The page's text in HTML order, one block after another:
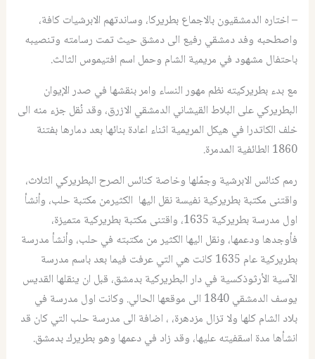
– اختاره الدمشقيون بالاجماع بطريركا، وساندتهم الابرشيات كافة،
واصطحبه وفد دمشقي رفيع الى دمشق حيث تمت رسامته وتنصيبه
باحتفال مشهود في مريمية الشام وحمل اسم افتيموس الثالث.
مع بدء بطريركيته نظم مهور النساء وامر بنقشها في صدر الإيوان
البطريركي على البلاط القيشاني الدمشقي الازرق، وقد نُقل جزء منه الى
خلف الكاتدرا في هيكل المريمية اثناء اعادة بنائها بعد دمارها بفتنة
1860 الطائفية المدمرة.
رمم كنائس الابرشية وجمّلها وخاصة كنائس الصرح البطريركي الثلاث،
واقتنى مكتبة بطريركية نفيسة نقل اليها الكثيرمن مكتبة حلب، وأنشأ
اول مدرسة بطريركية 1635، واقتنى مكتبة بطريركية متميزة،
فأوجدها ودعمها، ونقل اليها الكثير من مكتبته في حلب، وأنشأ مدرسة
بطريركية عام 1635 كانت هي التي عرفت فيما بعد باسم مدرسة
الآسية الأرثوذكسية في دار البطريركية بدمشق، قبل ان ينقلها القديس
يوسف الدمشقي 1840 الى موقعها الحالي. وكانت اول مدرسة في
بلاد الشام كلها ولا تزال مزدهرة، ، اضافة الى مدرسة حلب التي كان قد
انشأها مدة اسقفيته عليها، وقد زاد في دعمها وهو بطريرك بدمشق.